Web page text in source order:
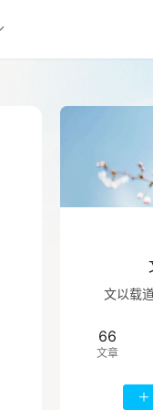
文以载
66
文章